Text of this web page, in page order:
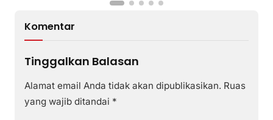
Komentar
Tinggalkan Balasan
Alamat email Anda tidak akan dipublikasikan. Ruas
yang wajib ditandai *